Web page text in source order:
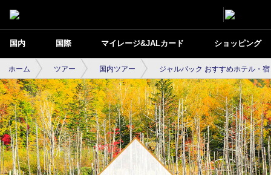
国内 国際 マイレージ&JALカード ショッピング
ホーム ツアー 国内ツアー ジャルパック おすすめホテル・宿